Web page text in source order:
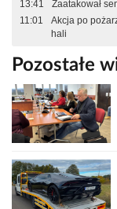
13:41
Zaatakował
11:01
Akcja po
hali
Pozostałe